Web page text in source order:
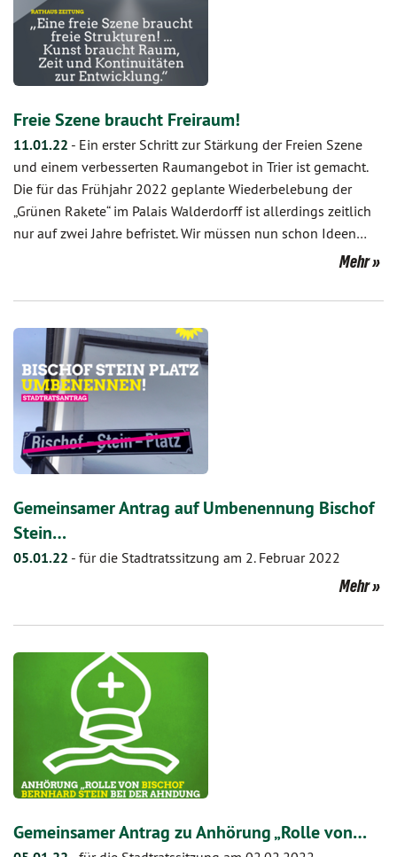
Freie Szene braucht Freiraum!
11.01.22 - Ein erster Schritt zur Stärkung der Freien Szene
und einem verbesserten Raumangebot in Trier ist gemacht.
Die für das Frühjahr 2022 geplante Wiederbelebung der
„Grünen Rakete“ im Palais Walderdorff ist allerdings zeitlich
nur auf zwei Jahre befristet. Wir müssen nun schon Ideen…
Mehr
Gemeinsamer Antrag auf Umbenennung Bischof
Stein…
05.01.22 - für die Stadtratssitzung am 2. Februar 2022
Mehr
Gemeinsamer Antrag zu Anhörung „Rolle von…